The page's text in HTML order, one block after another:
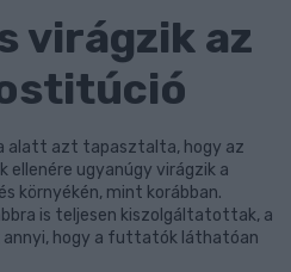
virágzik az
alatt azt tapasztalta, hogy az
ellenére ugyanúgy virágzik a
környékén, mint korábban.
is teljesen kiszolgáltatottak, a
hogy a futtatók láthatóan